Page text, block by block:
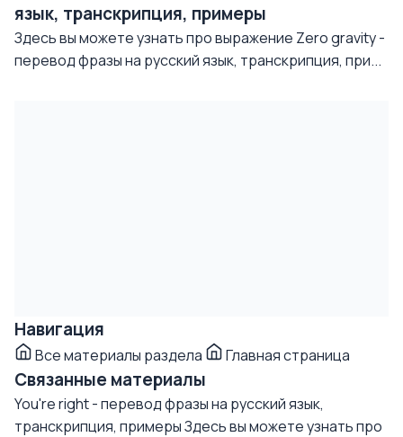
язык, транскрипция, примеры
Здесь вы можете узнать про выражение Zero gravity -
перевод фразы на русский язык, транскрипция, при...
Навигация
Все материалы раздела Главная страница
Связанные материалы
You're right - перевод фразы на русский язык,
транскрипция, примерыЗдесь вы можете узнать про